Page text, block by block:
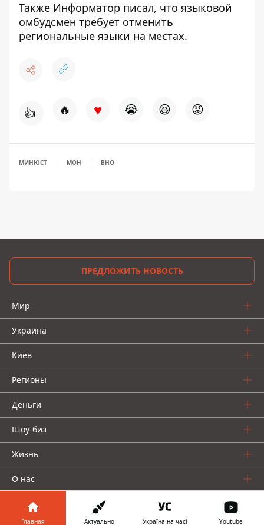
Также Информатор писал, что языковой
омбудсмен требует отменить
региональные языки на местах.
👍 🔥 ♥ 😭 😆 😡
МИНЮСТ МОН ВНО
ПРЕДЛОЖИТЬ НОВОСТЬ
Мир
Украина
Киев
Регионы
Деньги
Шоу-биз
Жизнь
О нас
Главная Актуально Україна на часі Youtube